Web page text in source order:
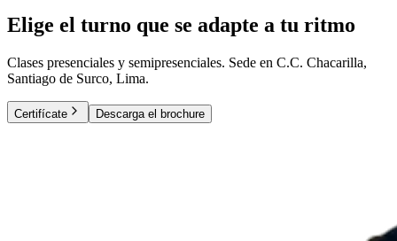
Elige el turno que se adapte a tu ritmo
Clases presenciales y semipresenciales. Sede en C.C. Chacarilla,
Santiago de Surco, Lima.
Certifícate Descarga el brochure